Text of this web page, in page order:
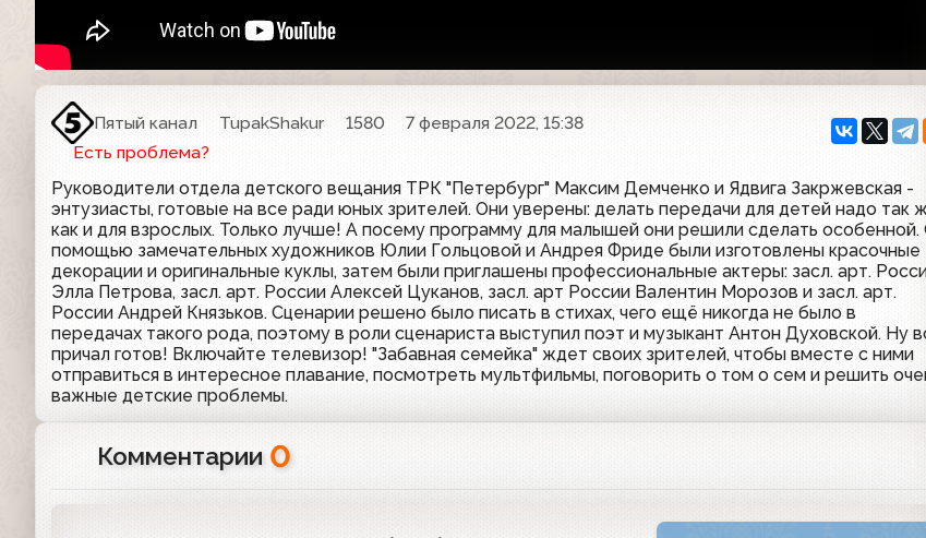
Пятый канал TupakShakur 1580
7 февраля 2022, 15:38
Есть проблема?
Руководители отдела детского вещания ТРК "Петербург" Максим Демченко и Ядвига Закржевская -
энтузиасты, готовые на все ради юных зрителей. Они уверены: делать передачи для детей надо так
как и для взрослых. Только лучше! А посему программу для малышей они решили сделать особенной.
помощью замечательных художников Юлии Гольцовой и Андрея Фриде были изготовлены красочные
декорации и оригинальные куклы, затем были приглашены профессиональные актеры: засл. арт.
Элла Петрова, засл. арт. России Алексей Цуканов, засл. арт России Валентин Морозов и засл. арт.
России Андрей Князьков. Сценарии решено было писать в стихах, чего ещё никогда не было в
передачах такого рода, поэтому в роли сценариста выступил поэт и музыкант Антон Духовской. Ну
причал готов! Включайте телевизор! "Забавная семейка" ждет своих зрителей, чтобы вместе с ними
отправиться в интересное плавание, посмотреть мультфильмы, поговорить о том о сем и решить
важные детские проблемы.
Комментарии 0